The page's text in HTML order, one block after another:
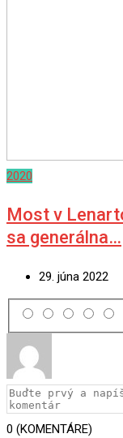
2020
Most v
sa generálna…
29. júna 2022
0 (KOMENTÁRE)